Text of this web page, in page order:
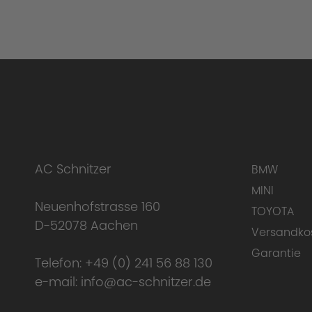
AC Schnitzer
Neuenhofstrasse 160
D-52078 Aachen
Telefon: +49 (0) 241 56 88 130
e-mail: info@ac-schnitzer.de
BMW
MINI
TOYOTA
Garantie